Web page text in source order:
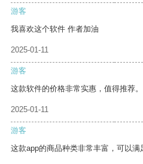
游客
我喜欢这个软件 作者加油
2025-01-11
游客
这款软件的价格非常实惠，值得推荐。
2025-01-11
游客
这款app的商品种类非常丰富，可以满